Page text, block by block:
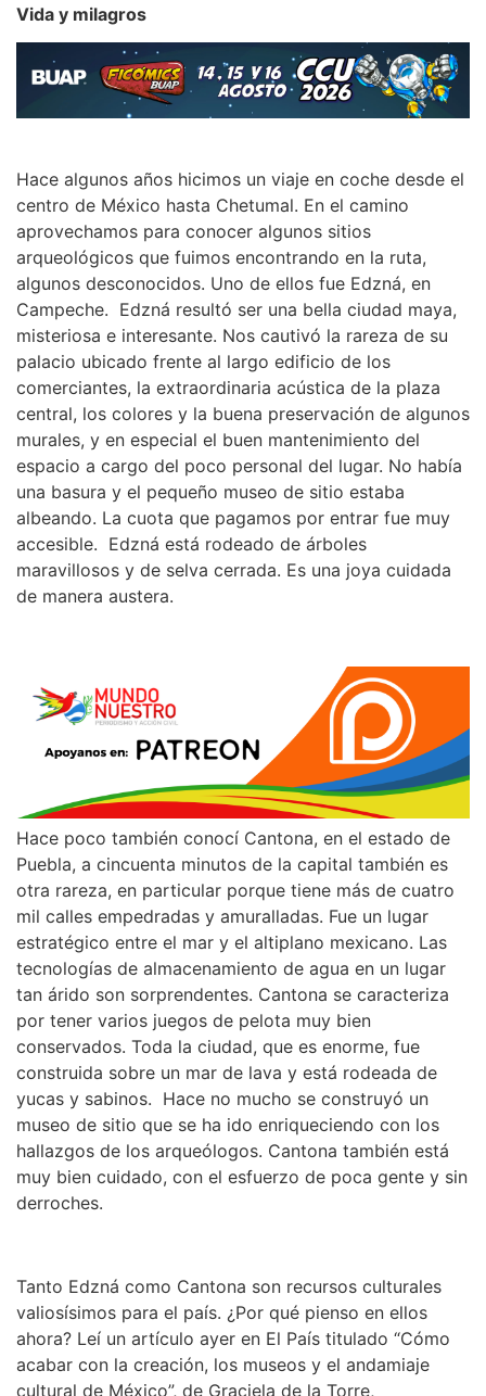
Vida y milagros
Hace algunos años hicimos un viaje en coche desde el
centro de México hasta Chetumal. En el camino
aprovechamos para conocer algunos sitios
arqueológicos que fuimos encontrando en la ruta,
algunos desconocidos. Uno de ellos fue Edzná, en
Campeche. Edzná resultó ser una bella ciudad maya,
misteriosa e interesante. Nos cautivó la rareza de su
palacio ubicado frente al largo edificio de los
comerciantes, la extraordinaria acústica de la plaza
central, los colores y la buena preservación de algunos
murales, y en especial el buen mantenimiento del
espacio a cargo del poco personal del lugar. No había
una basura y el pequeño museo de sitio estaba
albeando. La cuota que pagamos por entrar fue muy
accesible. Edzná está rodeado de árboles
maravillosos y de selva cerrada. Es una joya cuidada
de manera austera.
Hace poco también conocí Cantona, en el estado de
Puebla, a cincuenta minutos de la capital también es
otra rareza, en particular porque tiene más de cuatro
mil calles empedradas y amuralladas. Fue un lugar
estratégico entre el mar y el altiplano mexicano. Las
tecnologías de almacenamiento de agua en un lugar
tan árido son sorprendentes. Cantona se caracteriza
por tener varios juegos de pelota muy bien
conservados. Toda la ciudad, que es enorme, fue
construida sobre un mar de lava y está rodeada de
yucas y sabinos. Hace no mucho se construyó un
museo de sitio que se ha ido enriqueciendo con los
hallazgos de los arqueólogos. Cantona también está
muy bien cuidado, con el esfuerzo de poca gente y sin
derroches.
Tanto Edzná como Cantona son recursos culturales
valiosísimos para el país. ¿Por qué pienso en ellos
ahora? Leí un artículo ayer en El País titulado “Cómo
acabar con la creación, los museos y el andamiaje
cultural de México”, de Graciela de la Torre,